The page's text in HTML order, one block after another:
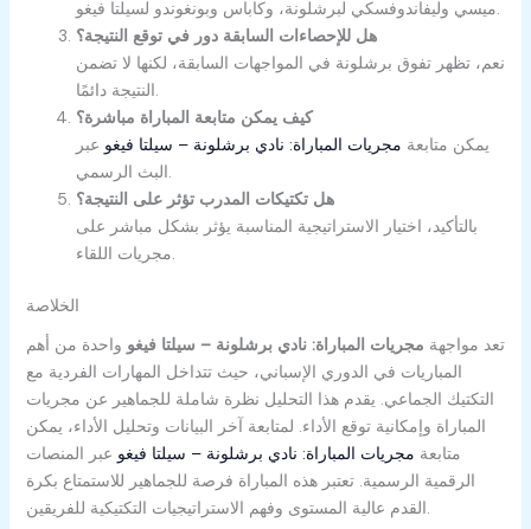
ميسي وليفاندوفسكي لبرشلونة، وكاباس وبونغوندو لسيلتا فيغو.
هل للإحصاءات السابقة دور في توقع النتيجة؟
نعم، تظهر تفوق برشلونة في المواجهات السابقة، لكنها لا تضمن
النتيجة دائمًا.
كيف يمكن متابعة المباراة مباشرة؟
يمكن متابعة مجريات المباراة: نادي برشلونة – سيلتا فيغو عبر
البث الرسمي.
هل تكتيكات المدرب تؤثر على النتيجة؟
بالتأكيد، اختيار الاستراتيجية المناسبة يؤثر بشكل مباشر على
مجريات اللقاء.
الخلاصة
تعد مواجهة مجريات المباراة: نادي برشلونة – سيلتا فيغو واحدة من أهم
المباريات في الدوري الإسباني، حيث تتداخل المهارات الفردية مع
التكتيك الجماعي. يقدم هذا التحليل نظرة شاملة للجماهير عن مجريات
المباراة وإمكانية توقع الأداء. لمتابعة آخر البيانات وتحليل الأداء، يمكن
متابعة مجريات المباراة: نادي برشلونة – سيلتا فيغو عبر المنصات
الرقمية الرسمية. تعتبر هذه المباراة فرصة للجماهير للاستمتاع بكرة